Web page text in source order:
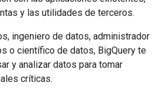
y las utilidades de terceros.
ingeniero de datos, administrador
o científico de datos, BigQuery te
y analizar datos para tomar
críticas.